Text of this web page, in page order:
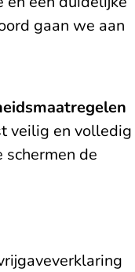
gaan we aan
veilig en volledig
schermen de